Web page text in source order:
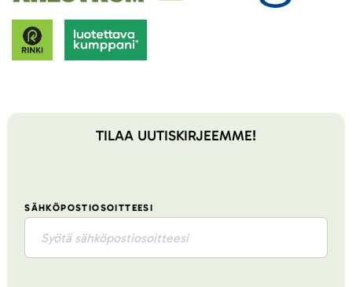
TILAA UUTISKIRJEEMME!
SÄHKÖPOSTIOSOITTEESI